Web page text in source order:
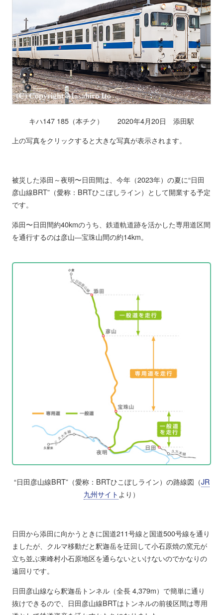
キハ147 185（本チク） 2020年4月20日 添田駅
上の写真をクリックすると大きな写真が表示されます。
被災した添田～夜明〜日田間は、今年（2023年）の夏に“日田
彦山線BRT”（愛称：BRTひこぼしライン）として開業する予定
です。
添田〜日田間約40kmのうち、鉄道軌道跡を活かした専用道区間
を通行するのは彦山―宝珠山間の約14km。
“日田彦山線BRT”（愛称：BRTひこぼしライン）の路線図（JR
九州サイトより）
日田から添田に向かうときに国道211号線と国道500号線を通り
ましたが、クルマ移動だと釈迦岳を迂回して小石原焼の窯元が
立ち並ぶ東峰村小石原地区を通らないといけないのでかなりの
遠回りです。
日田彦山線なら釈迦岳トンネル（全長 4,379m）で簡単に通り
抜けできるので、日田彦山線BRTはトンネルの前後区間は専用